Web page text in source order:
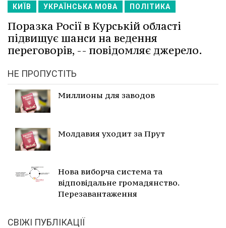
КИЇВ УКРАЇНСЬКА МОВА ПОЛІТИКА
Поразка Росії в Курській області
підвищує шанси на ведення
переговорів, -- повідомляє джерело.
НЕ ПРОПУСТІТЬ
Миллионы для заводов
Молдавия уходит за Прут
Нова виборча система та
відповідальне громадянство.
Перезавантаження
СВІЖІ ПУБЛІКАЦІЇ